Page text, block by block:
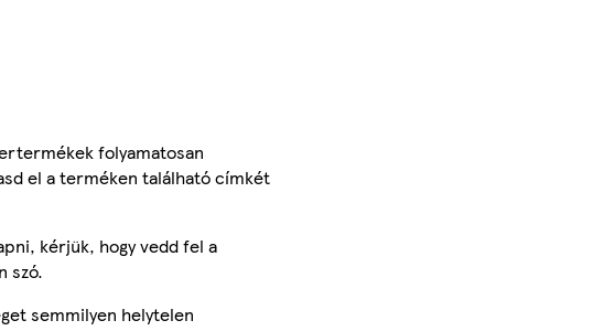
folyamatosan
el a terméken található címkét
kérjük, hogy vedd fel a
szó.
semmilyen helytelen